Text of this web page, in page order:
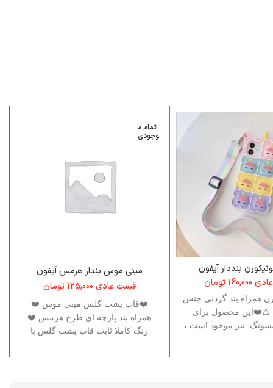
بنددار آیفون
160,000 تومان
همراه بند گردنی جنس
⚠️❤️این محصول برای
نیز موجود است ،
اتمام م
وجودی
مینی موس بندار هرمس آیفون
قیمت عادی125,000تومان
❤️قاب پشت گلس مینی موس ❤️
همراه بند پارچه ای طرح هرمس ❤️
رنگ کاملا ثابت قاب پشت گلس با